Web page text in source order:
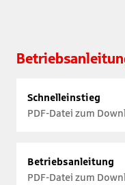
Schnelleinstieg
PDF-Datei zum
Betriebsanleitung
PDF-Datei zum